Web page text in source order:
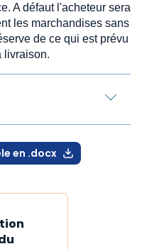
A défaut l'acheteur sera
les marchandises sans
de ce qui est prévu
livraison.
en .docx